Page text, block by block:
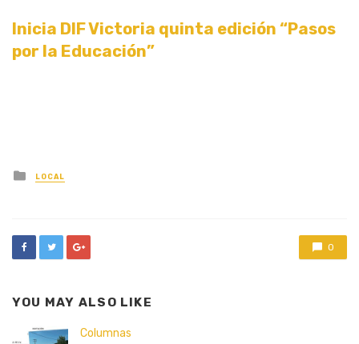
Inicia DIF Victoria quinta edición “Pasos
por la Educación”
Posted
in
LOCAL
0
YOU MAY ALSO LIKE
Columnas